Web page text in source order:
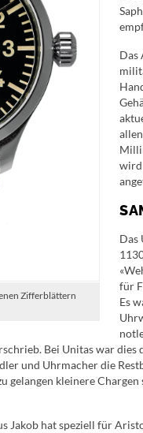
Zifferblättern
Das
wird
Das
für
Es
Bei Unitas war
und Uhrmacher die
gelangen kleinere
Jakob hat speziell für